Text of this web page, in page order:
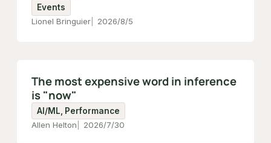
Events
Lionel Bringuier
2026/8/5
The most expensive word in inference
is "now"
AI/ML, Performance
Allen Helton
2026/7/30